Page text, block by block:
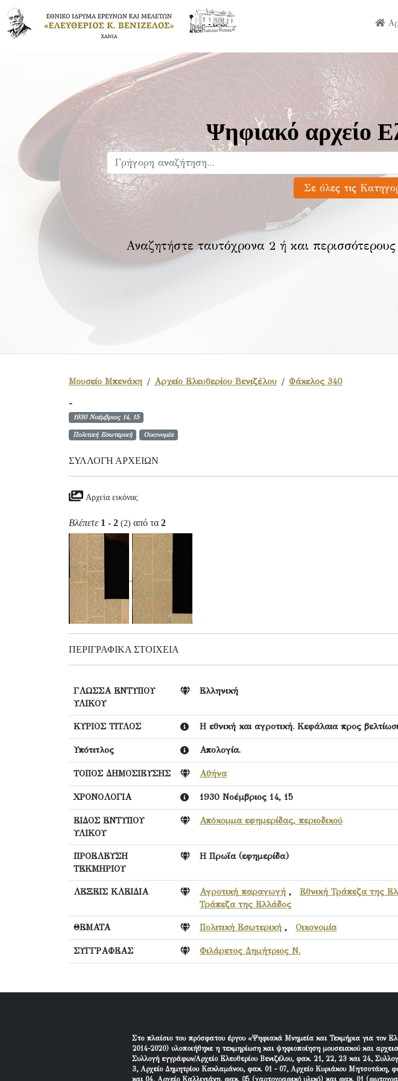
Ψηφιακό αρχείο
Αναζητήστε ταυτόχρονα 2 ή και
Μουσείο Μπενάκη Αρχείο Ελευθερίου Βενιζέλου Φάκελος 340
-
1930 Νοέμβριος 14, 15
Πολιτική Εσωτερική Οικονομία
ΣΥΛΛΟΓΉ ΑΡΧΕΊΩΝ
Αρχεία εικόνας
Βλέπετε 1 - 2 (2) από τα 2
ΠΕΡΙΓΡΑΦΙΚΆ ΣΤΟΙΧΕΊΑ
ΓΛΩΣΣΑ ΕΝΤΥΠΟΥ
ΥΛΙΚΟΥ
Ελληνική
ΚΥΡΙΟΣ ΤΙΤΛΟΣ Η εθνική και αγροτική. Κεφάλαια προς
Υπότιτλος Απολογία.
ΤΟΠΟΣ ΔΗΜΟΣΙΕΥΣΗΣ Αθήνα
ΧΡΟΝΟΛΟΓΙΑ 1930 Νοέμβριος 14, 15
ΕΙΔΟΣ ΕΝΤΥΠΟΥ
ΥΛΙΚΟΥ
Απόκομμα εφημερίδας, περιοδικού
ΠΡΟΕΛΕΥΣΗ
ΤΕΚΜΗΡΙΟΥ
Η Πρωΐα (εφημερίδα)
ΛΕΞΕΙΣ ΚΛΕΙΔΙΑ Αγροτική παραγωγή , Εθνική Τράπεζα της
Τράπεζα της Ελλάδος
ΘΕΜΑΤΑ Πολιτική Εσωτερική , Οικονομία
ΣΥΓΓΡΑΦΕΑΣ Φιλάρετος Δημήτριος Ν.
Στο πλαίσιο του πρόσφατου έργου «Ψηφιακά Μνημεία και Τεκμήρια για τον
2014-2020) υλοποιήθηκε η τεκμηρίωση και ψηφιοποίηση μουσειακού και
Συλλογή εγγράφων/Αρχείο Ελευθερίου Βενιζέλου, φακ. 21, 22, 23 και 24,
3, Αρχείο Δημητρίου Κακλαμάνου, φακ. 01 - 07, Αρχείο Κυριάκου Μητσοτάκη,
και 04, Αρχείο Καλλιγιάνη, φακ. 05 (χαρτογραφικό υλικό) και φακ. 01